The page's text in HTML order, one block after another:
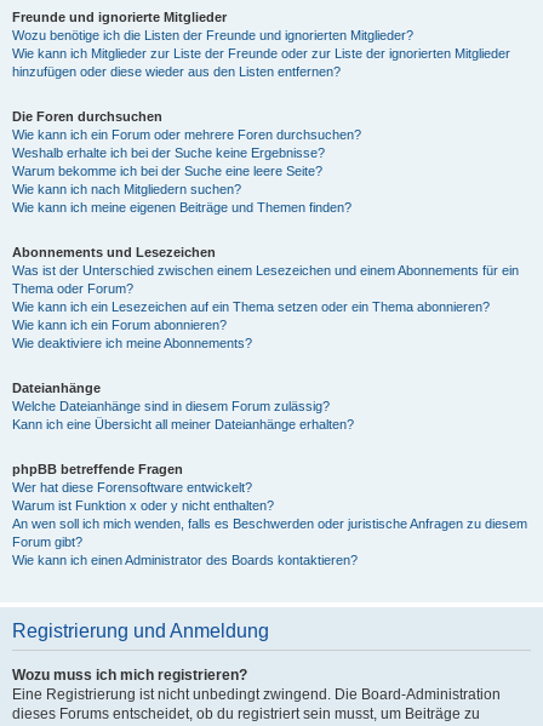
Freunde und ignorierte Mitglieder
Wozu benötige ich die Listen der Freunde und ignorierten Mitglieder?
Wie kann ich Mitglieder zur Liste der Freunde oder zur Liste der ignorierten Mitglieder
hinzufügen oder diese wieder aus den Listen entfernen?
Die Foren durchsuchen
Wie kann ich ein Forum oder mehrere Foren durchsuchen?
Weshalb erhalte ich bei der Suche keine Ergebnisse?
Warum bekomme ich bei der Suche eine leere Seite?
Wie kann ich nach Mitgliedern suchen?
Wie kann ich meine eigenen Beiträge und Themen finden?
Abonnements und Lesezeichen
Was ist der Unterschied zwischen einem Lesezeichen und einem Abonnements für ein
Thema oder Forum?
Wie kann ich ein Lesezeichen auf ein Thema setzen oder ein Thema abonnieren?
Wie kann ich ein Forum abonnieren?
Wie deaktiviere ich meine Abonnements?
Dateianhänge
Welche Dateianhänge sind in diesem Forum zulässig?
Kann ich eine Übersicht all meiner Dateianhänge erhalten?
phpBB betreffende Fragen
Wer hat diese Forensoftware entwickelt?
Warum ist Funktion x oder y nicht enthalten?
An wen soll ich mich wenden, falls es Beschwerden oder juristische Anfragen zu diesem
Forum gibt?
Wie kann ich einen Administrator des Boards kontaktieren?
Registrierung und Anmeldung
Wozu muss ich mich registrieren?
Eine Registrierung ist nicht unbedingt zwingend. Die Board-Administration
dieses Forums entscheidet, ob du registriert sein musst, um Beiträge zu